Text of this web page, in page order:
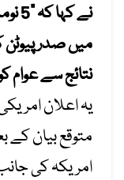
نے
میں صدر
نتائج سے عوام
یہ اعلان
متوقع بیان کے
امریکہ کی